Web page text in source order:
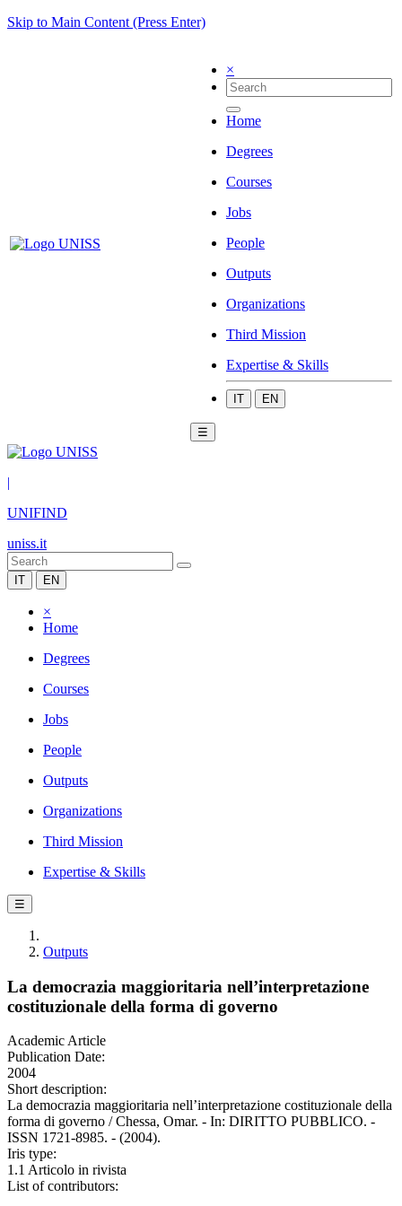
Skip to Main Content (Press Enter)
×
Home
Degrees
Courses
Jobs
People
Outputs
Organizations
Third Mission
Expertise & Skills
IT EN
☰
|
UNIFIND
uniss.it
IT EN
×
Home
Degrees
Courses
Jobs
People
Outputs
Organizations
Third Mission
Expertise & Skills
☰
Outputs
La democrazia maggioritaria nell’interpretazione
costituzionale della forma di governo
Academic Article
Publication Date:
2004
Short description:
La democrazia maggioritaria nell’interpretazione costituzionale della
forma di governo / Chessa, Omar. - In: DIRITTO PUBBLICO. -
ISSN 1721-8985. - (2004).
Iris type:
1.1 Articolo in rivista
List of contributors: